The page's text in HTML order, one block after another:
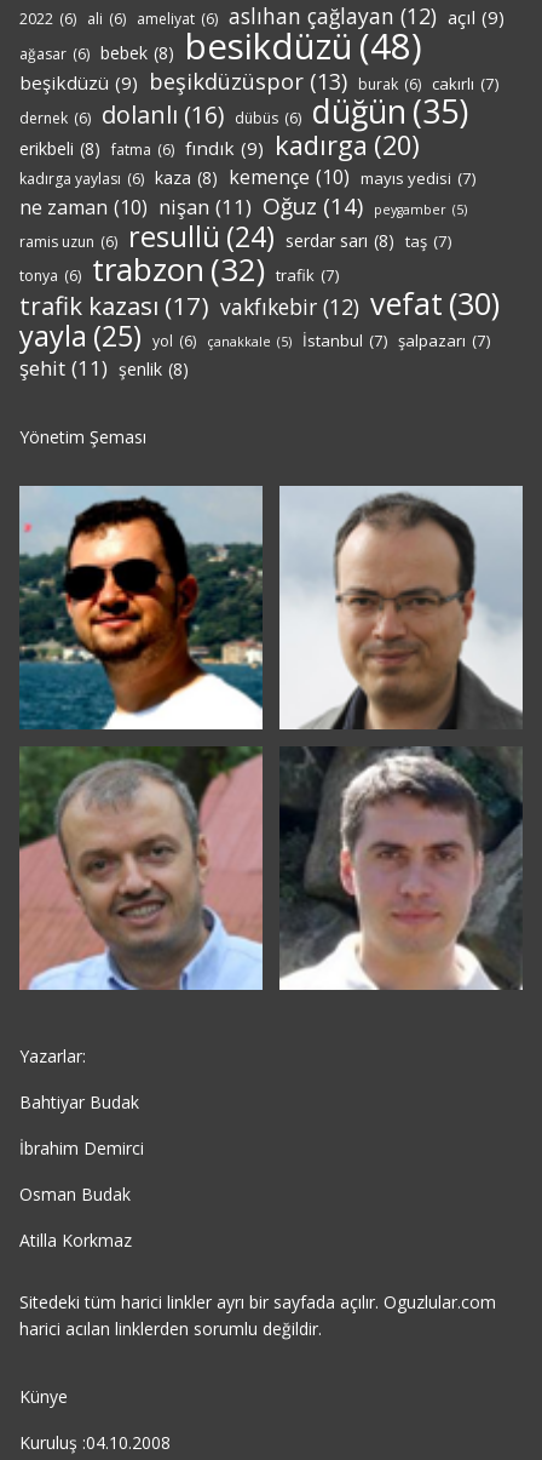
2022 (6) ali (6) ameliyat (6) aslıhan çağlayan (12) açıl (9)
ağasar (6) bebek (8) besikdüzü (48)
beşikdüzü (9) beşikdüzüspor (13) burak (6) cakırlı (7)
dernek (6) dolanlı (16) dübüs (6) düğün (35)
erikbeli (8) fatma (6) fındık (9) kadırga (20)
kadırga yaylası (6) kaza (8) kemençe (10) mayıs yedisi (7)
ne zaman (10) nişan (11) Oğuz (14) peygamber (5)
ramis uzun (6) resullü (24) serdar sarı (8) taş (7)
tonya (6) trabzon (32) trafik (7)
trafik kazası (17) vakfıkebir (12) vefat (30)
yayla (25) yol (6) çanakkale (5) İstanbul (7) şalpazarı (7)
şehit (11) şenlik (8)
Yönetim Şeması
Yazarlar:
Bahtiyar Budak
İbrahim Demirci
Osman Budak
Atilla Korkmaz
Sitedeki tüm harici linkler ayrı bir sayfada açılır. Oguzlular.com
harici acılan linklerden sorumlu değildir.
Künye
Kuruluş :04.10.2008